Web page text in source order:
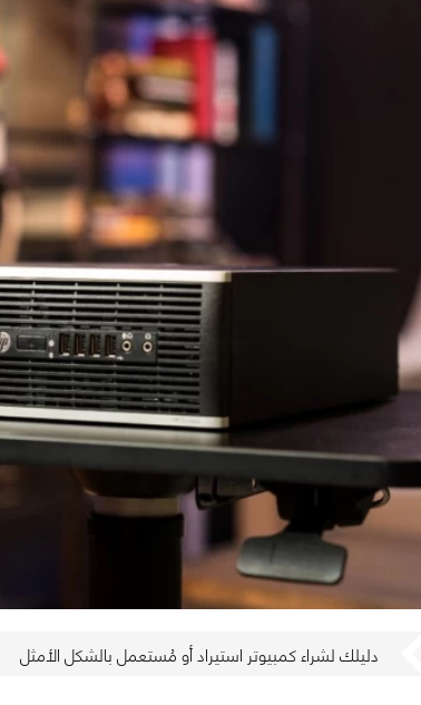
دليلك لشراء كمبيوتر استيراد أو مُستعمل بالشكل الأمثل